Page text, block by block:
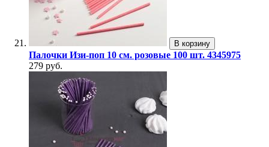
В корзину
Палочки Изи-поп 10 см. розовые 100 шт. 4345975
279 руб.